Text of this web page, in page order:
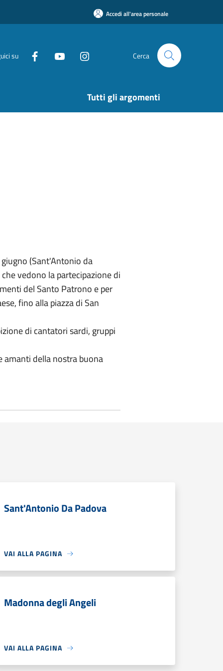
Accedi all'area personale
su Cerca
Tutti gli argomenti
(Sant'Antonio da
vedono la partecipazione di
del Santo Patrono e per
fino alla piazza di San
di cantatori sardi, gruppi
amanti della nostra buona
Sant'Antonio Da Padova
VAI ALLA PAGINA
Madonna degli Angeli
VAI ALLA PAGINA